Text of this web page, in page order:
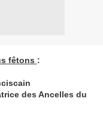
fêtons :
des Ancelles du